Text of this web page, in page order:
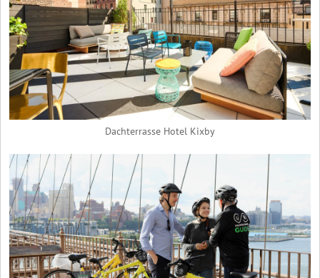
Dachterrasse Hotel Kixby